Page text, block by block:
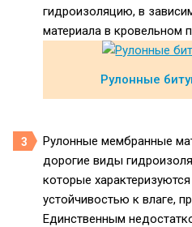
гидроизоляцию, в
материала в кровельном
Рулонные
Рулонные мембранные
дорогие виды
которые
устойчивостью к влаге,
Единственным